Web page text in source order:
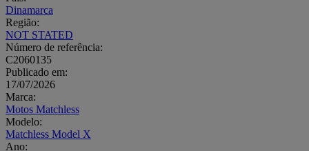
Dinamarca
Região:
NOT STATED
Número de referência:
C2060135
Publicado em:
17/07/2026
Marca:
Motos Matchless
Modelo:
Matchless Model X
Ano: